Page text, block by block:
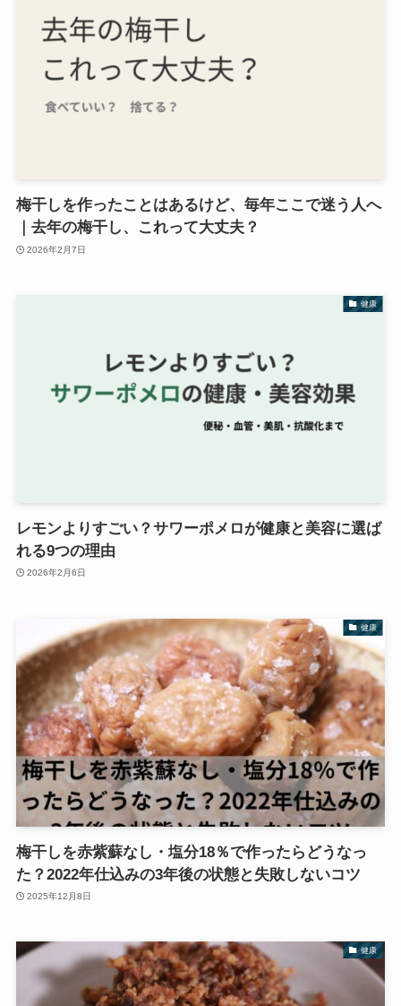
梅干しを作ったことはあるけど、毎年ここで迷う人へ
｜去年の梅干し、これって大丈夫？
2026年2月7日
健康
レモンよりすごい？サワーポメロが健康と美容に選ば
れる9つの理由
2026年2月6日
健康
梅干しを赤紫蘇なし・塩分18％で作ったらどうなっ
た？2022年仕込みの3年後の状態と失敗しないコツ
2025年12月8日
健康